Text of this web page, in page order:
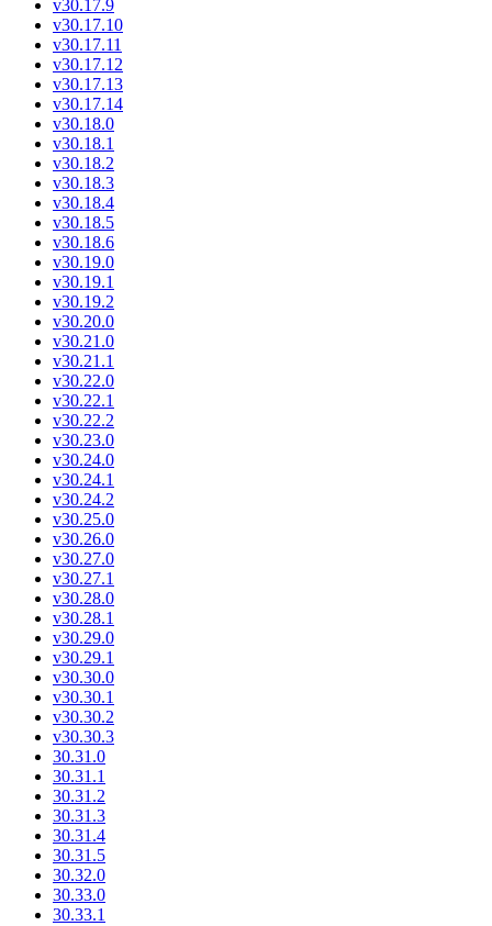
v30.17.9
v30.17.10
v30.17.11
v30.17.12
v30.17.13
v30.17.14
v30.18.0
v30.18.1
v30.18.2
v30.18.3
v30.18.4
v30.18.5
v30.18.6
v30.19.0
v30.19.1
v30.19.2
v30.20.0
v30.21.0
v30.21.1
v30.22.0
v30.22.1
v30.22.2
v30.23.0
v30.24.0
v30.24.1
v30.24.2
v30.25.0
v30.26.0
v30.27.0
v30.27.1
v30.28.0
v30.28.1
v30.29.0
v30.29.1
v30.30.0
v30.30.1
v30.30.2
v30.30.3
30.31.0
30.31.1
30.31.2
30.31.3
30.31.4
30.31.5
30.32.0
30.33.0
30.33.1